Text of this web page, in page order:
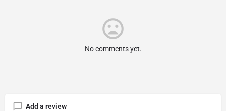
No comments yet.
Add a review